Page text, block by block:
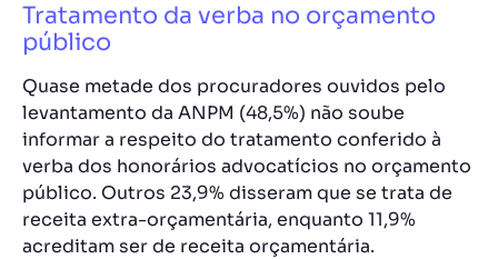
Tratamento da verba no orçamento
público
Quase metade dos procuradores ouvidos pelo
levantamento da ANPM (48,5%) não soube
informar a respeito do tratamento conferido à
verba dos honorários advocatícios no orçamento
público. Outros 23,9% disseram que se trata de
receita extra-orçamentária, enquanto 11,9%
acreditam ser de receita orçamentária.